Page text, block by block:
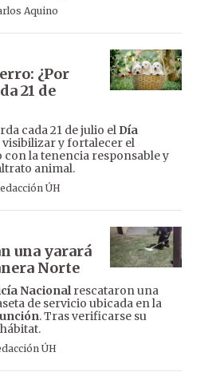
Aquino
¿Por
21 de
cada 21 de julio el Día
visibilizar y fortalecer el
la tenencia responsable y
animal.
ÚH
una yarará
Norte
Nacionalrescataron una
de servicio ubicada en la
. Tras verificarse su
ÚH